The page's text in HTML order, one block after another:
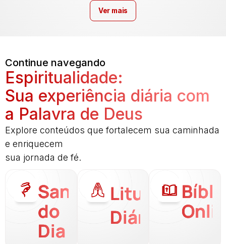
Ver mais
Continue navegando
Espiritualidade:
Sua experiência diária com
a Palavra de Deus
Explore conteúdos que fortalecem sua caminhada
e enriquecem
sua jornada de fé.
Santo
do
Dia
Liturgia
Diária